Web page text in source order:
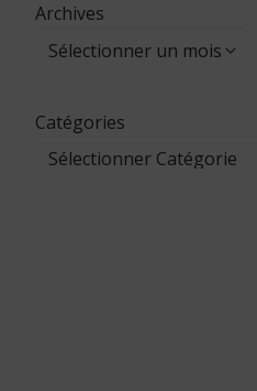
Archives
Catégories